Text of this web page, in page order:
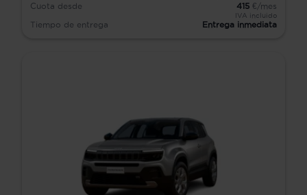
Cuota desde
415 €/mes
IVA incluido
Tiempo de entrega Entrega inmediata